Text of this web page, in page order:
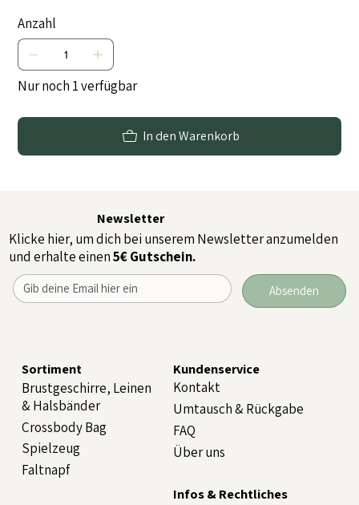
Anzahl
Nur noch 1 verfügbar
In den Warenkorb
Sortiment
Brustgeschirre, Leinen
& Halsbänder
Crossbody Bag
Spielzeug
Faltnapf
Kundenservice
Kontakt
Über uns
Umtausch & Rückgabe
FAQ
Newsletter
Klicke hier, um dich bei unserem Newsletter anzumelden
und erhalte einen5€ Gutschein.
Absenden
Infos & Rechtliches